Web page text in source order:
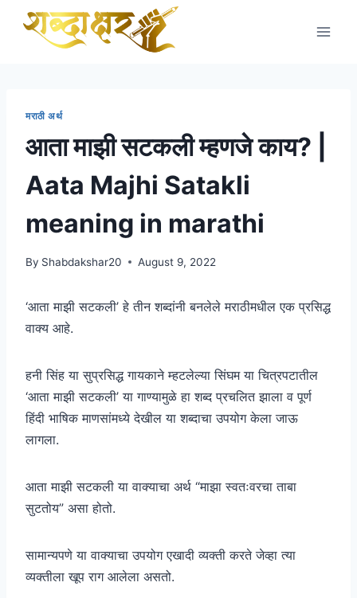
मराठी अर्थ
आता माझी सटकली म्हणजे काय? |
Aata Majhi Satakli
meaning in marathi
By Shabdakshar20 August 9, 2022
‘आता माझी सटकली’ हे तीन शब्दांनी बनलेले मराठीमधील एक प्रसिद्ध
वाक्य आहे.
हनी सिंह या सुप्रसिद्ध गायकाने म्हटलेल्या सिंघम या चित्रपटातील
‘आता माझी सटकली’ या गाण्यामुळे हा शब्द प्रचलित झाला व पूर्ण
हिंदी भाषिक माणसांमध्ये देखील या शब्दाचा उपयोग केला जाऊ
लागला.
आता माझी सटकली या वाक्याचा अर्थ “माझा स्वतःवरचा ताबा
सुटतोय” असा होतो.
सामान्यपणे या वाक्याचा उपयोग एखादी व्यक्ती करते जेव्हा त्या
व्यक्तीला खूप राग आलेला असतो.